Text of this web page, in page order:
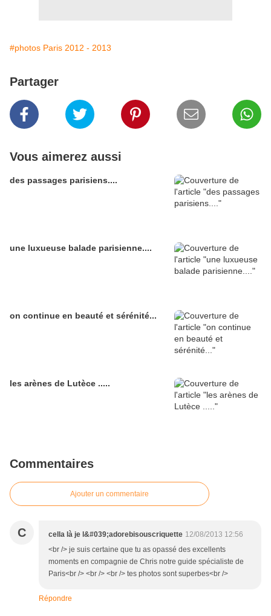
#photos Paris 2012 - 2013
Partager
Vous aimerez aussi
des passages parisiens....
une luxueuse balade parisienne....
on continue en beauté et sérénité...
les arènes de Lutèce .....
Commentaires
Ajouter un commentaire
C cella là je l&#039;adorebisouscriquette 12/08/2013 12:56
<br /> je suis certaine que tu as opassé des excellents
moments en compagnie de Chris notre guide spécialiste de
Paris<br /> <br /> <br /> tes photos sont superbes<br />
Répondre